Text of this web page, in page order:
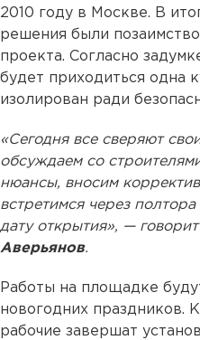
2010 году в Москве. В
решения были
проекта. Согласно
будет приходиться одна
изолирован ради
«Сегодня все сверяют
обсуждаем со
нюансы, вносим
встретимся через
дату открытия», —
Аверьянов.
Работы на площадке
новогодних праздников.
рабочие завершат